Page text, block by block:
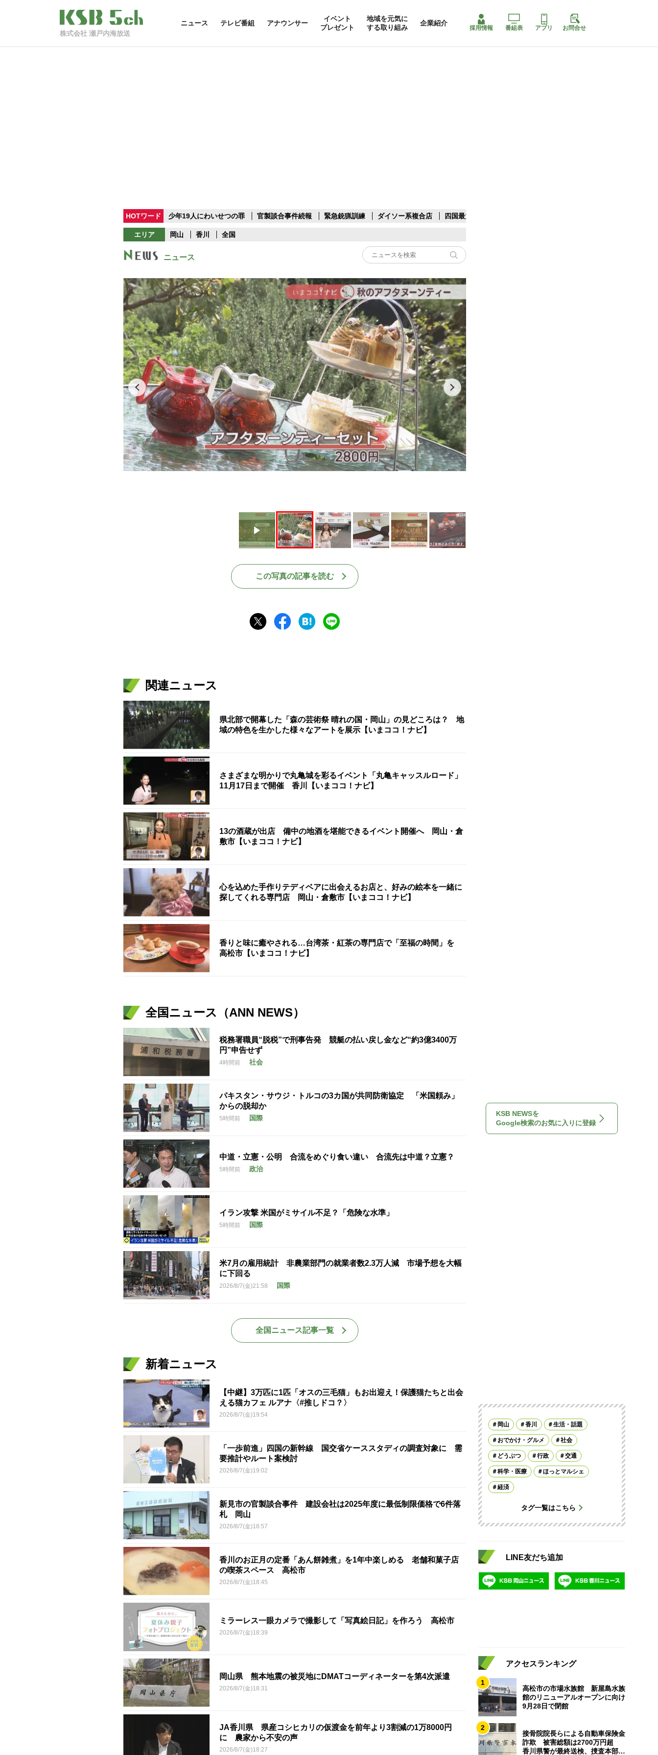
株式会社 瀬戸内海放送
ニュース テレビ番組 アナウンサー
イベント
プレゼント
地域を元気に
する取り組み
企業紹介
採用情報 番組表 アプリ お問合せ
HOTワード 少年19人にわいせつの罪 官製談合事件続報 緊急銃猟訓練 ダイソー系複合店 四国最大スリコ
エリア 岡山 香川 全国
ニュース
Play
この写真の記事を読む
関連ニュース
県北部で開幕した「森の芸術祭 晴れの国・岡山」の見どころは？ 地
域の特色を生かした様々なアートを展示【いまココ！ナビ】
さまざまな明かりで丸亀城を彩るイベント「丸亀キャッスルロード」
11月17日まで開催 香川【いまココ！ナビ】
13の酒蔵が出店 備中の地酒を堪能できるイベント開催へ 岡山・倉
敷市【いまココ！ナビ】
心を込めた手作りテディベアに出会えるお店と、好みの絵本を一緒に
探してくれる専門店 岡山・倉敷市【いまココ！ナビ】
香りと味に癒やされる…台湾茶・紅茶の専門店で「至福の時間」を
高松市【いまココ！ナビ】
全国ニュース（ANN NEWS）
税務署職員“脱税”で刑事告発 競艇の払い戻し金など“約3億3400万
円”申告せず
4時間前 社会
パキスタン・サウジ・トルコの3カ国が共同防衛協定 「米国頼み」
からの脱却か
5時間前 国際
中道・立憲・公明 合流をめぐり食い違い 合流先は中道？立憲？
5時間前 政治
イラン攻撃 米国がミサイル不足？「危険な水準」
5時間前 国際
米7月の雇用統計 非農業部門の就業者数2.3万人減 市場予想を大幅
に下回る
2026/8/7(金)21:58 国際
全国ニュース記事一覧
新着ニュース
【中継】3万匹に1匹「オスの三毛猫」もお出迎え！保護猫たちと出会
える猫カフェ ルアナ〈#推しドコ？〉
2026/8/7(金)19:54
「一歩前進」四国の新幹線 国交省ケーススタディの調査対象に 需
要推計やルート案検討
2026/8/7(金)19:02
新見市の官製談合事件 建設会社は2025年度に最低制限価格で6件落
札 岡山
2026/8/7(金)18:57
香川のお正月の定番「あん餅雑煮」を1年中楽しめる 老舗和菓子店
の喫茶スペース 高松市
2026/8/7(金)18:45
ミラーレス一眼カメラで撮影して「写真絵日記」を作ろう 高松市
2026/8/7(金)18:39
岡山県 熊本地震の被災地にDMATコーディネーターを第4次派遣
2026/8/7(金)18:31
JA香川県 県産コシヒカリの仮渡金を前年より3割減の1万8000円
に 農家から不安の声
2026/8/7(金)18:27
KSB NEWSを
Google検索のお気に入りに登録
岡山 香川 生活・話題
おでかけ・グルメ 社会
どうぶつ 行政 交通
科学・医療 ほっとマルシェ
経済
タグ一覧はこちら
LINE友だち追加
アクセスランキング
1
高松市の市場水族館 新屋島水族
館のリニューアルオープンに向け
9月28日で閉館
2
接骨院院長らによる自動車保険金
詐欺 被害総額は2700万円超
香川県警が最終送検、捜査本部解